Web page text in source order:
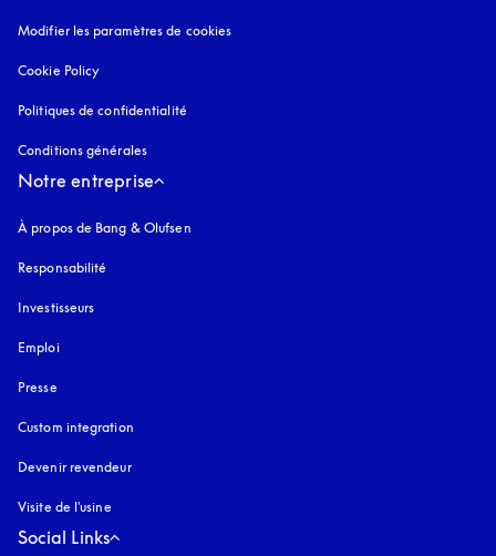
Modifier les paramètres de cookies
Cookie Policy
Politiques de confidentialité
Conditions générales
Notre entreprise
À propos de Bang & Olufsen
Responsabilité
Investisseurs
Emploi
Presse
Custom integration
Devenir revendeur
Visite de l'usine
Social Links